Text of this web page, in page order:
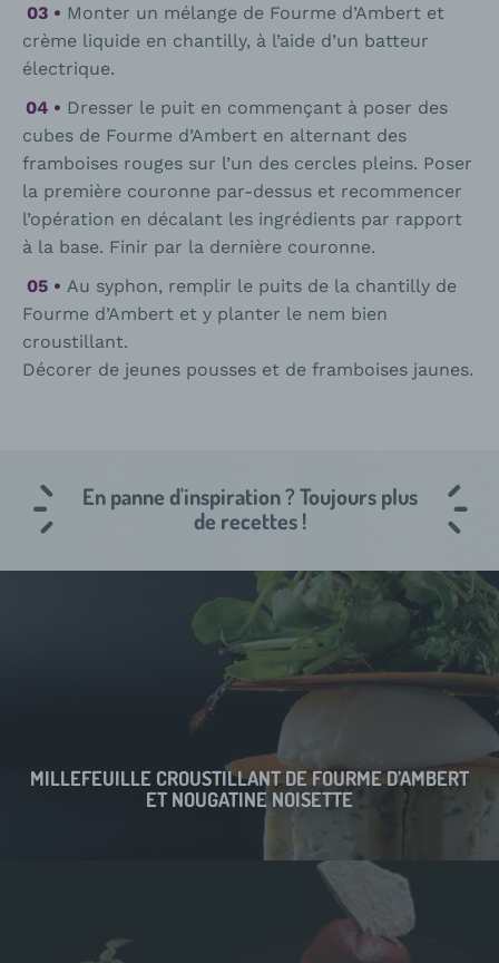
Monter un mélange de Fourme d’Ambert et
crème liquide en chantilly, à l’aide d’un batteur
électrique.
Dresser le puit en commençant à poser des
cubes de Fourme d’Ambert en alternant des
framboises rouges sur l’un des cercles pleins. Poser
la première couronne par-dessus et recommencer
l’opération en décalant les ingrédients par rapport
à la base. Finir par la dernière couronne.
Au syphon, remplir le puits de la chantilly de
Fourme d’Ambert et y planter le nem bien
croustillant.
Décorer de jeunes pousses et de framboises jaunes.
En panne d'inspiration ? Toujours plus
de recettes !
MILLEFEUILLE CROUSTILLANT DE FOURME D’AMBERT
ET NOUGATINE NOISETTE